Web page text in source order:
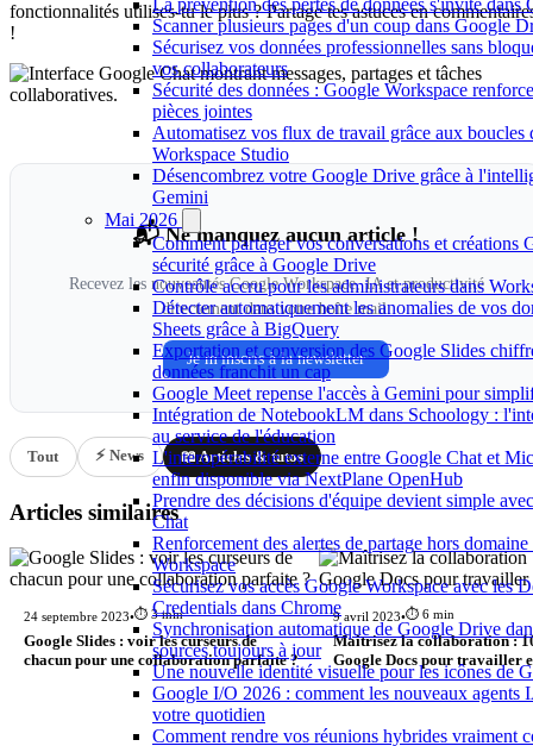
La prévention des pertes de données s'invite dans
Scanner plusieurs pages d'un coup dans Google
Sécurisez vos données professionnelles sans
vos collaborateurs
Sécurité des données : Google Workspace
pièces jointes
Automatisez vos flux de travail grâce aux boucles
Workspace Studio
Désencombrez votre Google Drive grâce à
Gemini
Mai 2026
Comment partager vos conversations et créations
sécurité grâce à Google Drive
Contrôle accru pour les administrateurs dans
Détecter automatiquement les anomalies de vos
Sheets grâce à BigQuery
Exportation et conversion des Google Slides
données franchit un cap
Google Meet repense l'accès à Gemini pour
Intégration de NotebookLM dans Schoology :
au service de l'éducation
L'interopérabilité externe entre Google Chat et
enfin disponible via NextPlane OpenHub
Prendre des décisions d'équipe devient simple
Chat
Renforcement des alertes de partage hors
Workspace
Sécurisez vos accès Google Workspace avec les
Credentials dans Chrome
Synchronisation automatique de Google Drive
sources toujours à jour
Une nouvelle identité visuelle pour les icônes de
Google I/O 2026 : comment les nouveaux agents
votre quotidien
Comment rendre vos réunions hybrides vraiment
fonctionnalités utilises-tu le plus ? Partage tes astuces en
!
📬 Ne manquez aucun article !
Recevez les nouveautés Google Workspace, IA et productivité
directement dans votre boîte mail.
Je m'inscris à la newsletter
Tout ⚡ News 📖 Articles & tutos
Articles similaires
24 septembre 2023•⏱️ 3 min
Google Slides : voir les curseurs de
chacun pour une collaboration parfaite ?
9 avril 2023•⏱️ 6 min
Maîtrisez la collaboration :
Google Docs pour travailler